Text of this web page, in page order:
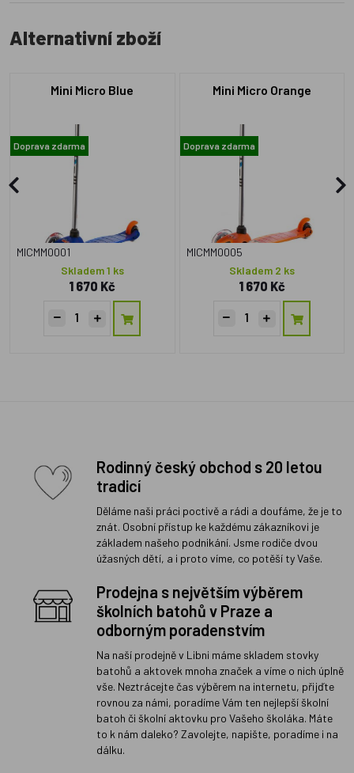
Alternativní zboží
Mini Micro Blue
Doprava zdarma
MICMM0001
Skladem 1 ks
1 670 Kč
Mini Micro Orange
Doprava zdarma
MICMM0005
Skladem 2 ks
1 670 Kč
Rodinný český obchod s 20 letou
tradicí
Děláme naši práci poctivě a rádi a doufáme, že je to
znát. Osobní přístup ke každému zákazníkovi je
základem našeho podnikání. Jsme rodiče dvou
úžasných dětí, a i proto víme, co potěší ty Vaše.
Prodejna s největším výběrem
školních batohů v Praze a
odborným poradenstvím
Na naší prodejně v Libni máme skladem stovky
batohů a aktovek mnoha značek a víme o nich úplně
vše. Neztrácejte čas výběrem na internetu, přijďte
rovnou za námi, poradíme Vám ten nejlepší školní
batoh či školní aktovku pro Vašeho školáka. Máte
to k nám daleko? Zavolejte, napište, poradíme i na
dálku.